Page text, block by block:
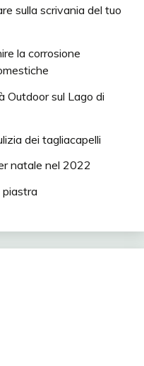
sulla scrivania del tuo
la corrosione
Outdoor sul Lago di
dei tagliacapelli
natale nel 2022
piastra